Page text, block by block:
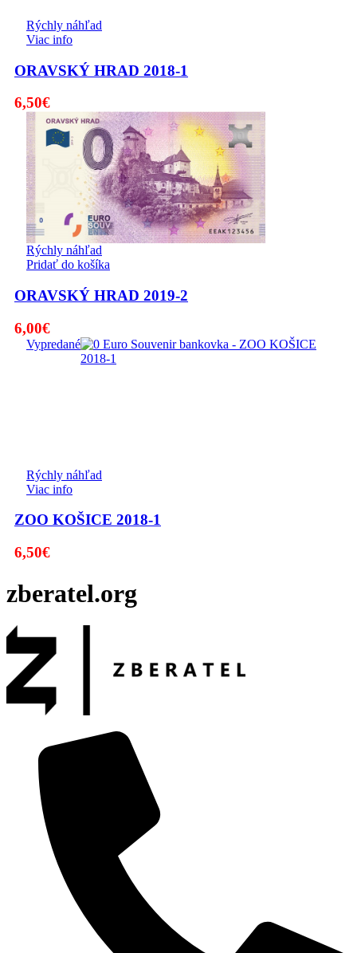
Rýchly náhľad
Viac info
ORAVSKÝ HRAD 2018-1
6,50€
Rýchly náhľad
Pridať do košíka
ORAVSKÝ HRAD 2019-2
6,00€
Vypredané
Rýchly náhľad
Viac info
ZOO KOŠICE 2018-1
6,50€
zberatel.org